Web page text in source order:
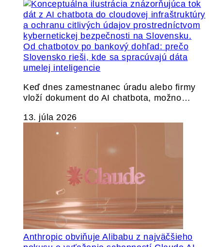
Od chatbotov po bankový dohľad: prečo
Slovensko rieši, kde sa spracúvajú dáta
umelej inteligencie
Keď dnes zamestnanec úradu alebo firmy
vloží dokument do AI chatbota, možno…
13. júla 2026
Anthropic obviňuje Alibabu z najväčšieho